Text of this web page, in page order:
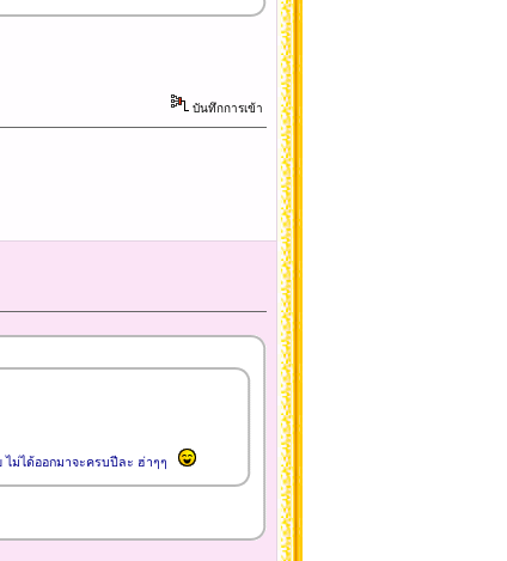
บันทึกการเข้า
ม่ได้ออกมาจะครบปีละ ฮ่าๆๆ